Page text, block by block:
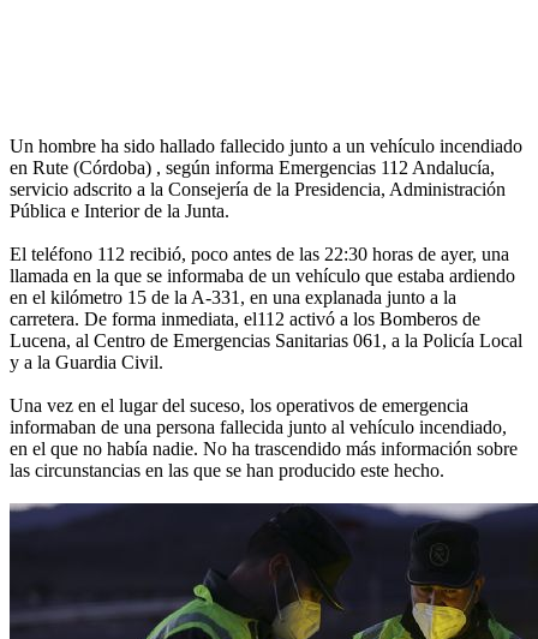
Un hombre ha sido hallado fallecido junto a un vehículo incendiado
en Rute (Córdoba) , según informa Emergencias 112 Andalucía,
servicio adscrito a la Consejería de la Presidencia, Administración
Pública e Interior de la Junta.
El teléfono 112 recibió, poco antes de las 22:30 horas de ayer, una
llamada en la que se informaba de un vehículo que estaba ardiendo
en el kilómetro 15 de la A-331, en una explanada junto a la
carretera. De forma inmediata, el112 activó a los Bomberos de
Lucena, al Centro de Emergencias Sanitarias 061, a la Policía Local
y a la Guardia Civil.
Una vez en el lugar del suceso, los operativos de emergencia
informaban de una persona fallecida junto al vehículo incendiado,
en el que no había nadie. No ha trascendido más información sobre
las circunstancias en las que se han producido este hecho.